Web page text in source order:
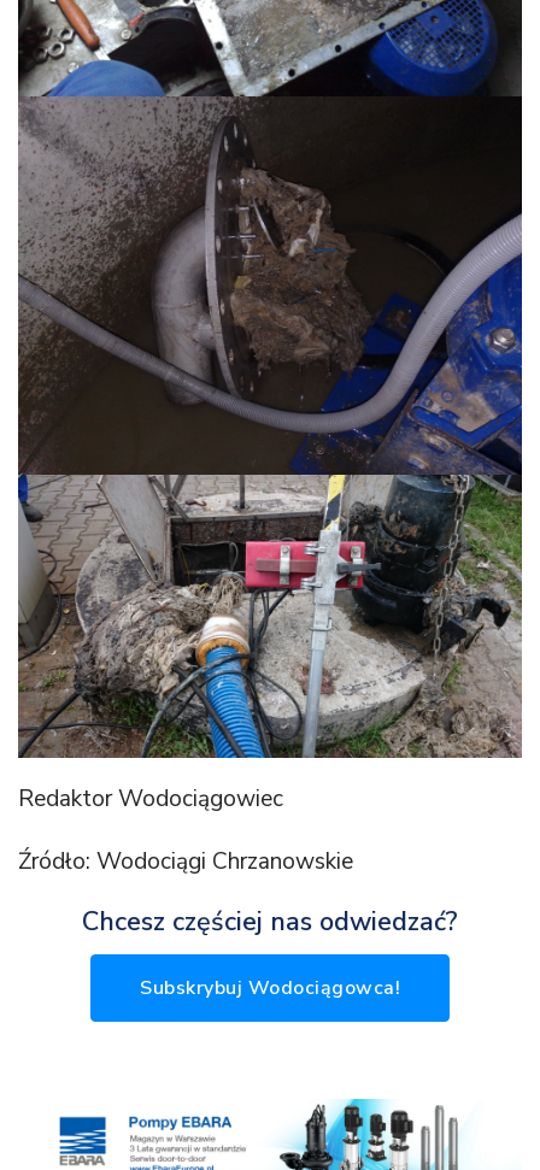
Redaktor Wodociągowiec
Źródło: Wodociągi Chrzanowskie
Chcesz częściej nas odwiedzać?
Subskrybuj Wodociągowca!